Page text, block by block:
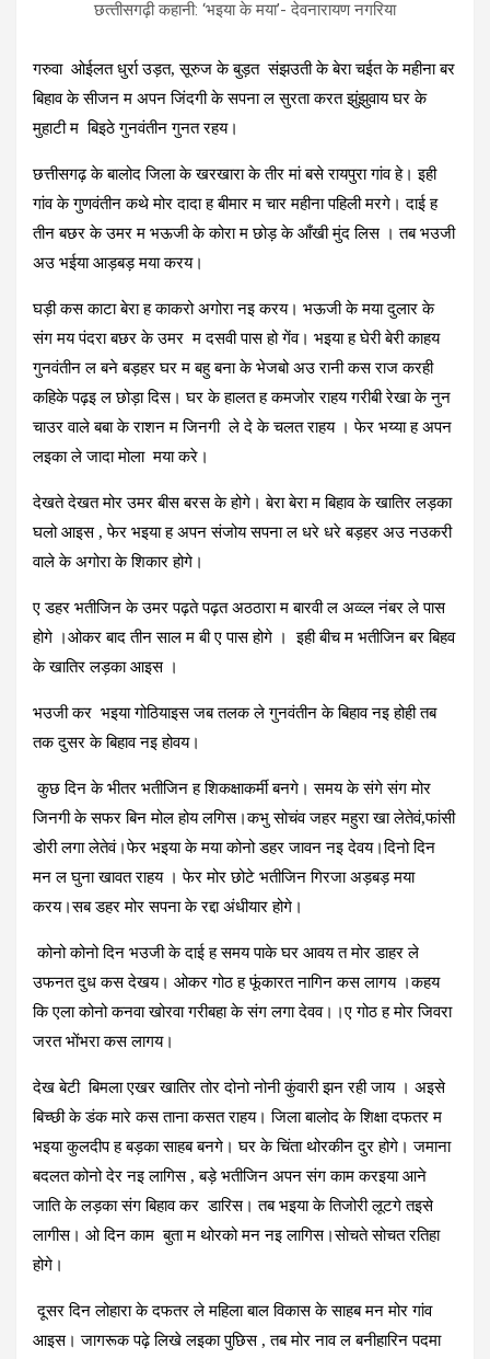
छत्‍तीसगढ़ी कहानी: ‘भइया के मया’- देवनारायण नगरिया
गरुवा ओईलत धुर्रा उड़त, सूरुज के बुड़त संझउती के बेरा चईत के महीना बर
बिहाव के सीजन म अपन जिंदगी के सपना ल सुरता करत झुंझुवाय घर के
मुहाटी म बिइठे गुनवंतीन गुनत रहय।
छत्तीसगढ़ के बालोद जिला के खरखारा के तीर मां बसे रायपुरा गांव हे। इही
गांव के गुणवंतीन कथे मोर दादा ह बीमार म चार महीना पहिली मरगे। दाई ह
तीन बछर के उमर म भऊजी के कोरा म छोड़ के आँखी मुंद लिस । तब भउजी
अउ भईया आड़बड़ मया करय।
घड़ी कस काटा बेरा ह काकरो अगोरा नइ करय। भऊजी के मया दुलार के
संग मय पंदरा बछर के उमर म दसवी पास हो गेंव। भइया ह घेरी बेरी काहय
गुनवंतीन ल बने बड़हर घर म बहु बना के भेजबो अउ रानी कस राज करही
कहिके पढ़इ ल छोड़ा दिस। घर के हालत ह कमजोर राहय गरीबी रेखा के नुन
चाउर वाले बबा के राशन म जिनगी ले दे के चलत राहय । फेर भय्या ह अपन
लइका ले जादा मोला मया करे।
देखते देखत मोर उमर बीस बरस के होगे। बेरा बेरा म बिहाव के खातिर लड़का
घलो आइस , फेर भइया ह अपन संजोय सपना ल धरे धरे बड़हर अउ नउकरी
वाले के अगोरा के शिकार होगे।
ए डहर भतीजिन के उमर पढ़ते पढ़त अठठारा म बारवी ल अव्व्ल नंबर ले पास
होगे ।ओकर बाद तीन साल म बी ए पास होगे । इही बीच म भतीजिन बर बिहव
के खातिर लड़का आइस ।
भउजी कर भइया गोठियाइस जब तलक ले गुनवंतीन के बिहाव नइ होही तब
तक दुसर के बिहाव नइ होवय।
कुछ दिन के भीतर भतीजिन ह शिकक्षाकर्मी बनगे। समय के संगे संग मोर
जिनगी के सफर बिन मोल होय लगिस।कभु सोचंव जहर महुरा खा लेतेवं,फांसी
डोरी लगा लेतेवं।फेर भइया के मया कोनो डहर जावन नइ देवय।दिनो दिन
मन ल घुना खावत राहय । फेर मोर छोटे भतीजिन गिरजा अड़बड़ मया
करय।सब डहर मोर सपना के रद्दा अंधीयार होगे।
कोनो कोनो दिन भउजी के दाई ह समय पाके घर आवय त मोर डाहर ले
उफनत दुध कस देखय। ओकर गोठ ह फूंकारत नागिन कस लागय ।कहय
कि एला कोनो कनवा खोरवा गरीबहा के संग लगा देवव।।ए गोठ ह मोर जिवरा
जरत भोंभरा कस लागय।
देख बेटी बिमला एखर खातिर तोर दोनो नोनी कुंवारी झन रही जाय । अइसे
बिच्छी के डंक मारे कस ताना कसत राहय। जिला बालोद के शिक्षा दफतर म
भइया कुलदीप ह बड़का साहब बनगे। घर के चिंता थोरकीन दुर होगे। जमाना
बदलत कोनो देर नइ लागिस , बड़े भतीजिन अपन संग काम करइया आने
जाति के लड़का संग बिहाव कर डारिस। तब भइया के तिजोरी लूटगे तइसे
लागीस। ओ दिन काम बुता म थोरको मन नइ लागिस।सोचते सोचत रतिहा
होगे।
दूसर दिन लोहारा के दफतर ले महिला बाल विकास के साहब मन मोर गांव
आइस। जागरूक पढ़े लिखे लइका पुछिस , तब मोर नाव ल बनीहारिन पदमा